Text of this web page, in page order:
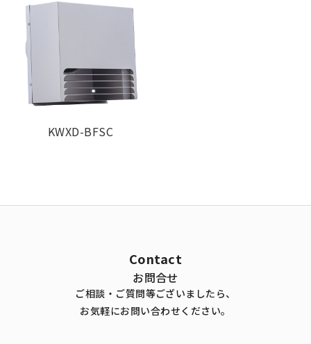
KWXD-BFSC
Contact
お問合せ
ご相談・ご質問等ございましたら、
お気軽にお問い合わせください。